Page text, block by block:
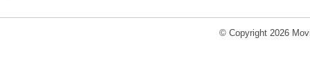
© Copyright 2026